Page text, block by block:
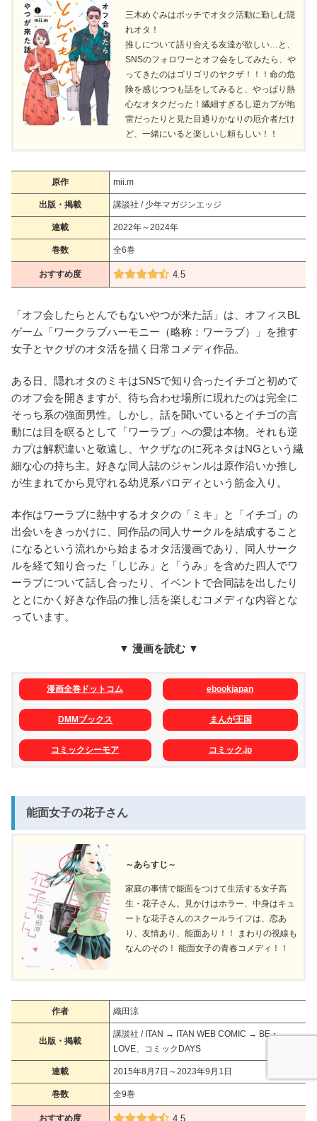
三木めぐみはボッチでオタク活動に勤しむ隠
れオタ！
推しについて語り合える友達が欲しい…と、
SNSのフォロワーとオフ会をしてみたら、や
ってきたのはゴリゴリのヤクザ！！！命の危
険を感じつつも話をしてみると、やっぱり熱
心なオタクだった！繊細すぎるし逆カプが地
雷だったりと見た目通りかなりの厄介者だけ
ど、一緒にいると楽しいし頼もしい！！
原作 mii.m
出版・掲載 講談社 / 少年マガジンエッジ
連載 2022年～2024年
巻数 全6巻
おすすめ度 4.5
「オフ会したらとんでもないやつが来た話」は、オフィスBL
ゲーム「ワークラブハーモニー（略称：ワーラブ）」を推す
女子とヤクザのオタ活を描く日常コメディ作品。
ある日、隠れオタのミキはSNSで知り合ったイチゴと初めて
のオフ会を開きますが、待ち合わせ場所に現れたのは完全に
そっち系の強面男性。しかし、話を聞いているとイチゴの言
動には目を瞑るとして「ワーラブ」への愛は本物。それも逆
カプは解釈違いと敬遠し、ヤクザなのに死ネタはNGという繊
細な心の持ち主。好きな同人誌のジャンルは原作沿いか推し
が生まれてから見守れる幼児系パロディという筋金入り。
本作はワーラブに熱中するオタクの「ミキ」と「イチゴ」の
出会いをきっかけに、同作品の同人サークルを結成すること
になるという流れから始まるオタ活漫画であり、同人サーク
ルを経て知り合った「しじみ」と「うみ」を含めた四人でワ
ーラブについて話し合ったり、イベントで合同誌を出したり
ととにかく好きな作品の推し活を楽しむコメディな内容とな
っています。
▼ 漫画を読む ▼
漫画全巻ドットコム ebookjapan
DMMブックス まんが王国
コミックシーモア コミック.jp
能面女子の花子さん
～あらすじ～
家庭の事情で能面をつけて生活する女子高
生・花子さん。見かけはホラー、中身はキュ
ートな花子さんのスクールライフは、恋あ
り、友情あり、能面あり！！ まわりの視線も
なんのその！ 能面女子の青春コメディ！！
作者 織田涼
出版・掲載
講談社 / ITAN → ITAN WEB COMIC → BE・
LOVE、コミックDAYS
連載 2015年8月7日～2023年9月1日
巻数 全9巻
おすすめ度 4.5